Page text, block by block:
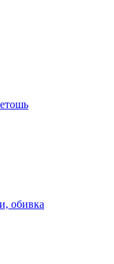
обивка